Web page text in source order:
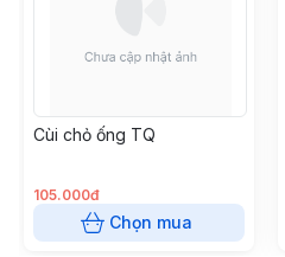
Cùi chỏ ống TQ
105.000đ
Chọn mua